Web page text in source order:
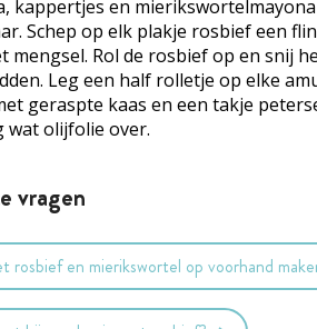
kappertjes en
Schep op elk plakje rosbief een
mengsel. Rol de rosbief op en snij
Leg een half rolletje op elke
geraspte kaas en een takje
wat olijfolie over.
vragen
rosbief en mierikswortel op voorhand